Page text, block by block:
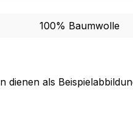
dienen als
100% Baumwolle